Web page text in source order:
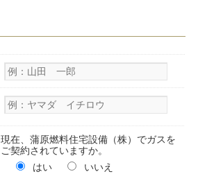
現在、蒲原燃料住宅設備（株）でガスを
ご契約されていますか。
はい
いいえ